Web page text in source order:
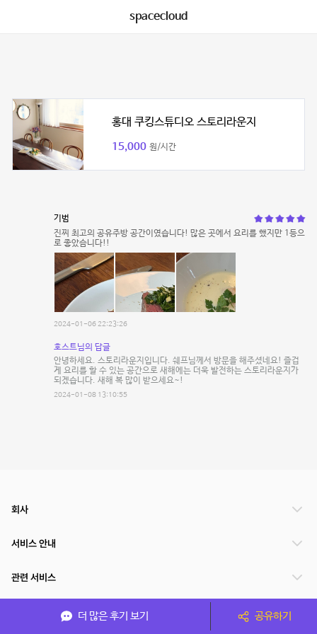
spacecloud
홍대 쿠킹스튜디오 스토리라운지
15,000 원/시간
기범
진찌 최고의 공유주방 공간이였습니다! 많은 곳에서 요리를 했지만 1등으
로 좋았슴니다!!
2024-01-06 22:23:26
호스트님의 답글
안녕하세요. 스토리라운지입니다. 쉐프님께서 방문을 해주셨네요! 즐겁
게 요리를 할 수 있는 공간으로 새해에는 더욱 발전하는 스토리라운지가
되겠습니다. 새해 복 많이 받으세요~!
2024-01-08 13:10:55
더 많은 후기 보기 공유하기
회사
서비스 안내
관련 서비스